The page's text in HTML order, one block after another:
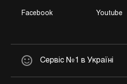
Facebook Youtube
Сервіс №1 в Україні